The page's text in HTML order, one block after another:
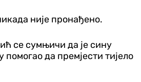
није пронађено.
се сумњичи да је сину
помогао да премјести тијело